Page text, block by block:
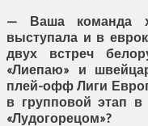
— Ваша команда
выступала и в
двух встреч
«Лиепаю» и
плей-офф Лиги
в групповой этап в
«Лудогорецом»?